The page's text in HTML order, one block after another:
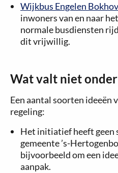
Wijkbus Engelen
inwoners van en naar
normale busdiensten
dit vrijwillig.
Wat valt niet
Een aantal soorten ideeën
regeling:
Het initiatief heeft geen
gemeente ’s-
bijvoorbeeld om een
aanpak.